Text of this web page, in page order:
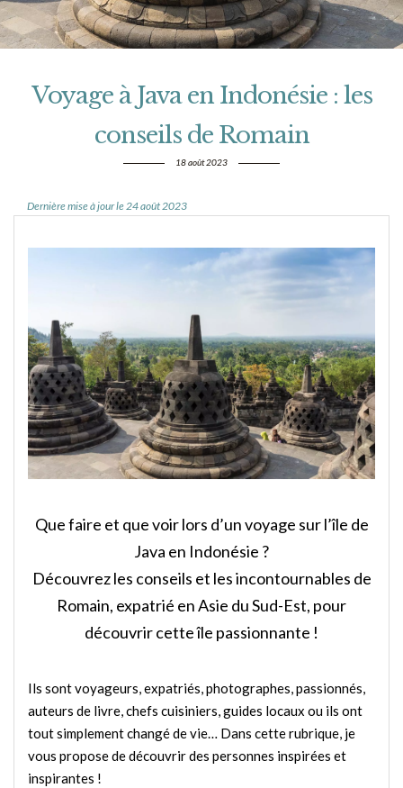
Voyage à Java en Indonésie : les
conseils de Romain
18 août 2023
Dernière mise à jour le 24 août 2023
Que faire et que voir lors d’un voyage sur l’île de
Java en Indonésie ?
Découvrez les conseils et les incontournables de
Romain, expatrié en Asie du Sud-Est, pour
découvrir cette île passionnante !
Ils sont voyageurs, expatriés, photographes, passionnés,
auteurs de livre, chefs cuisiniers, guides locaux ou ils ont
tout simplement changé de vie… Dans cette rubrique, je
vous propose de découvrir des personnes inspirées et
inspirantes !